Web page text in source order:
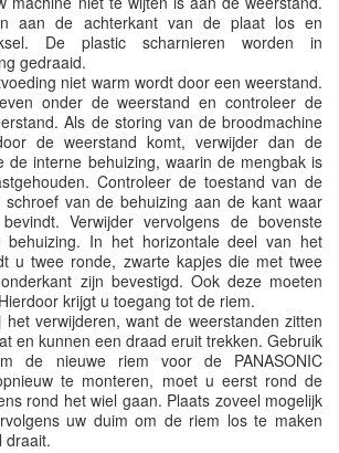
aan de achterkant van de plaat los en
De plastic scharnieren worden in
gedraaid.
niet warm wordt door een weerstand.
onder de weerstand en controleer de
Als de storing van de broodmachine
de weerstand komt, verwijder dan de
de interne behuizing, waarin de mengbak is
Controleer de toestand van de
schroef van de behuizing aan de kant waar
Verwijder vervolgens de bovenste
behuizing. In het horizontale deel van het
u twee ronde, zwarte kapjes die met twee
zijn bevestigd. Ook deze moeten
krijgt u toegang tot de riem.
verwijderen, want de weerstanden zitten
en kunnen een draad eruit trekken. Gebruik
de nieuwe riem voor de PANASONIC
te monteren, moet u eerst rond de
rond het wiel gaan. Plaats zoveel mogelijk
uw duim om de riem los te maken
draait.